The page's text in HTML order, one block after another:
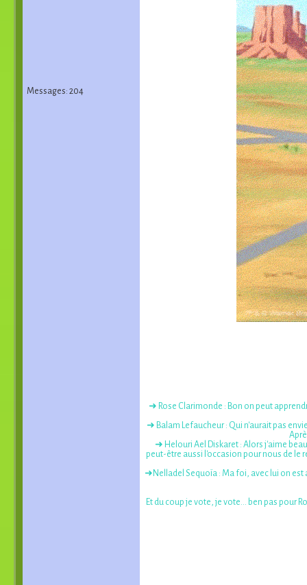
Messages: 204
➜ Rose Clarimonde : Bon on peut
➜ Balam Lefaucheur : Qui n'aurait pas
➜ Helouri Ael Diskaret : Alors j'aime
peut-être aussi l'occasion pour nous de le
➜Nelladel Sequoïa : Ma foi, avec lui on est
Et du coup je vote, je vote... ben pas pour